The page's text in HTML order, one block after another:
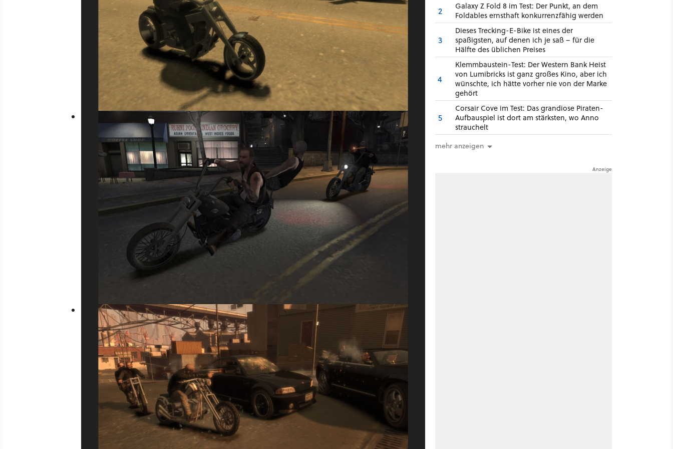
2
Galaxy Z Fold 8 im Test: Der Punkt, an dem
Foldables ernsthaft konkurrenzfähig werden
3
Dieses Trecking-E-Bike ist eines der
spaßigsten, auf denen ich je saß – für die
Hälfte des üblichen Preises
4
Klemmbaustein-Test: Der Western Bank Heist
von Lumibricks ist ganz großes Kino, aber ich
wünschte, ich hätte vorher nie von der Marke
gehört
5
Corsair Cove im Test: Das grandiose Piraten-
Aufbauspiel ist dort am stärksten, wo Anno
strauchelt
mehr anzeigen